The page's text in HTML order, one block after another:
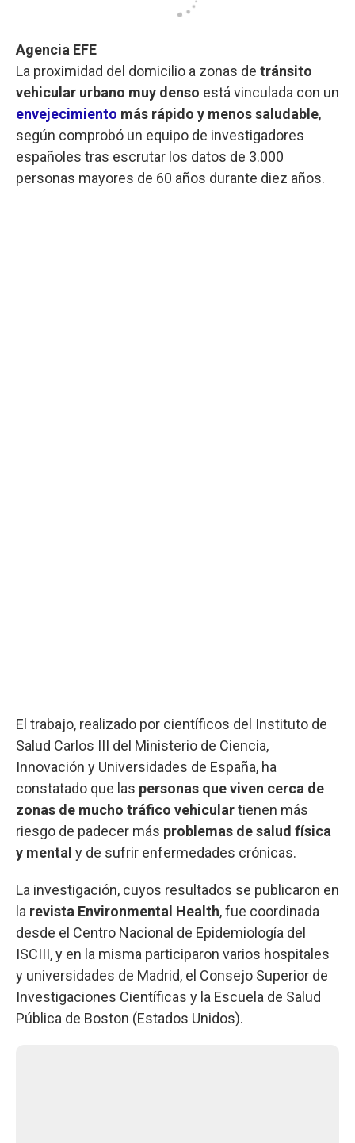
Agencia EFE
La proximidad del domicilio a zonas de tránsito
vehicular urbano muy denso está vinculada con un
envejecimiento más rápido y menos saludable,
según comprobó un equipo de investigadores
españoles tras escrutar los datos de 3.000
personas mayores de 60 años durante diez años.
El trabajo, realizado por científicos del Instituto de
Salud Carlos III del Ministerio de Ciencia,
Innovación y Universidades de España, ha
constatado que las personas que viven cerca de
zonas de mucho tráfico vehiculartienen más
riesgo de padecer más problemas de salud física
y mental y de sufrir enfermedades crónicas.
La investigación, cuyos resultados se publicaron en
la revista Environmental Health, fue coordinada
desde el Centro Nacional de Epidemiología del
ISCIII, y en la misma participaron varios hospitales
y universidades de Madrid, el Consejo Superior de
Investigaciones Científicas y la Escuela de Salud
Pública de Boston (Estados Unidos).